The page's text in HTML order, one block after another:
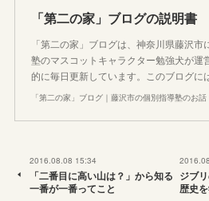
「第二の家」ブログの説明書
「第二の家」ブログは、神奈川県藤沢
塾のマスコットキャラクター勉強犬が運
的に毎日更新しています。このブログに
「第二の家」ブログ｜藤沢市の個別指導塾のお話
2016.08.08 15:34
「二番目に高い山は？」から知る
一番が一番ってこと
ジブ
歴史